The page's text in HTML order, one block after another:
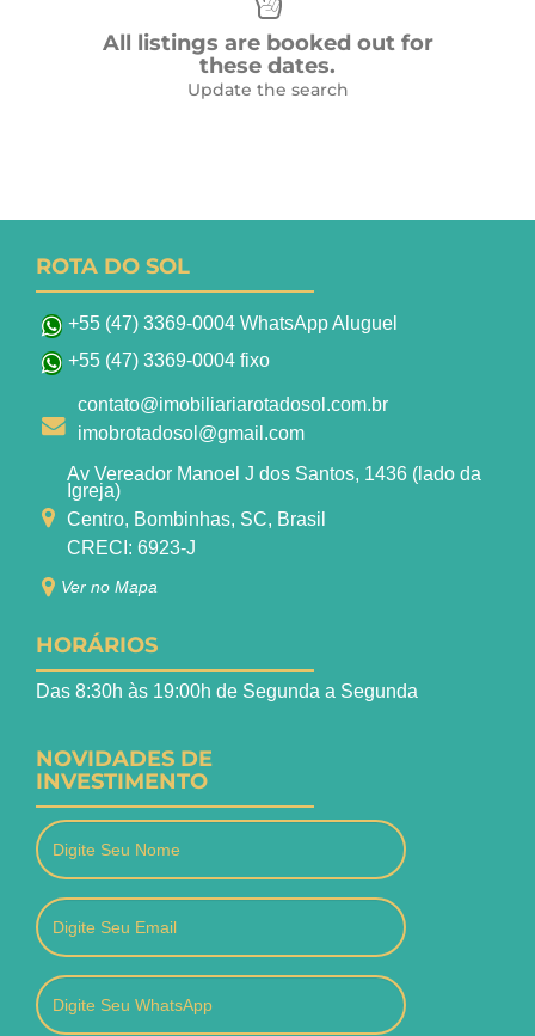
All listings are booked out for
these dates.
Update the search
ROTA DO SOL
+55 (47) 3369-0004 WhatsApp Aluguel
+55 (47) 3369-0004 fixo
contato@imobiliariarotadosol.com.br
imobrotadosol@gmail.com
Av Vereador Manoel J dos Santos, 1436 (lado da
Igreja)
Centro, Bombinhas, SC, Brasil
CRECI: 6923-J
Ver no Mapa
HORÁRIOS
Das 8:30h às 19:00h de Segunda a Segunda
NOVIDADES DE
INVESTIMENTO